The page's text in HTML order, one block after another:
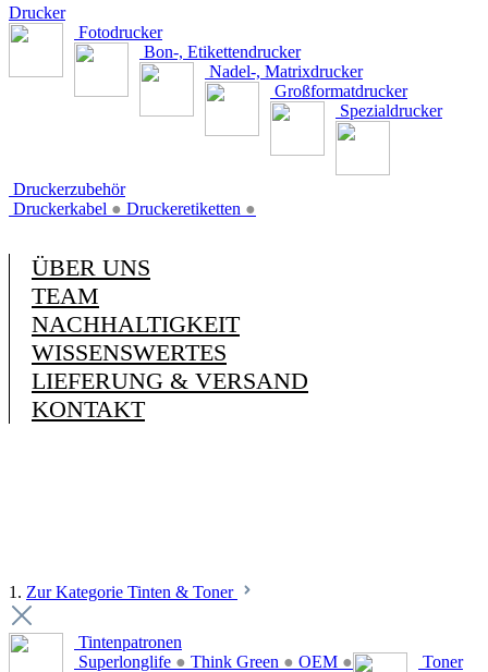
Drucker
Fotodrucker
Bon-, Etikettendrucker
Nadel-, Matrixdrucker
Großformatdrucker
Spezialdrucker
Druckerzubehör
Druckerkabel ● Druckeretiketten ●
ÜBER UNS
TEAM
NACHHALTIGKEIT
WISSENSWERTES
LIEFERUNG & VERSAND
KONTAKT
1. Zur Kategorie Tinten & Toner
Tintenpatronen
Superlonglife ● Think Green ● OEM ● Toner